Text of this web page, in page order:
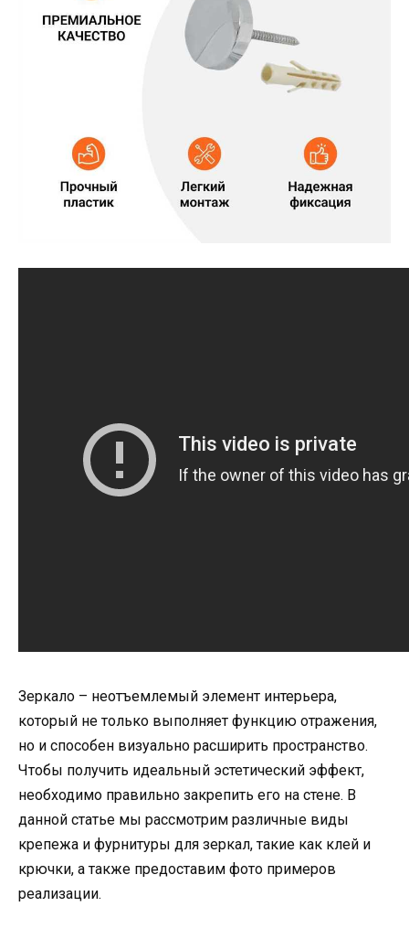
Зеркало – неотъемлемый элемент интерьера,
который не только выполняет функцию отражения,
но и способен визуально расширить пространство.
Чтобы получить идеальный эстетический эффект,
необходимо правильно закрепить его на стене. В
данной статье мы рассмотрим различные виды
крепежа и фурнитуры для зеркал, такие как клей и
крючки, а также предоставим фото примеров
реализации.